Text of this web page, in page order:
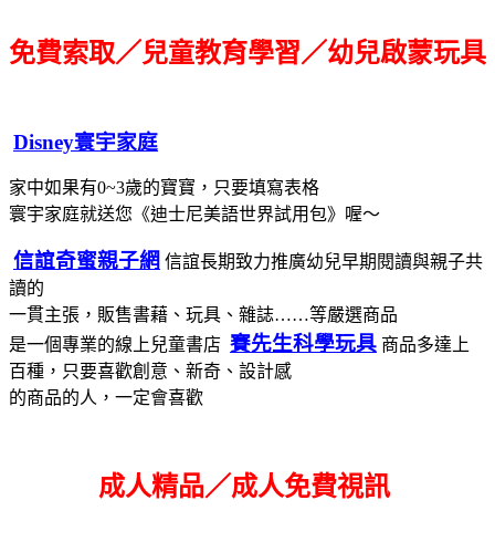
免費索取／兒童教育學習／幼兒啟蒙玩具
Disney寰宇家庭
家中如果有0~3歲的寶寶，只要填寫表格
寰宇家庭就送您《迪士尼美語世界試用包》喔～
信誼奇蜜親子網 信誼長期致力推廣幼兒早期閱讀與親子共
讀的
一貫主張，販售書藉、玩具、雜誌……等嚴選商品
是一個專業的線上兒童書店 賽先生科學玩具 商品多達上
百種，只要喜歡創意、新奇、設計感
的商品的人，一定會喜歡
成人精品／成人免費視訊